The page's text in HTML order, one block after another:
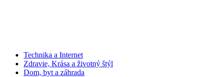
Technika a Internet
Zdravie, Krása a životný štýl
Dom, byt a záhrada